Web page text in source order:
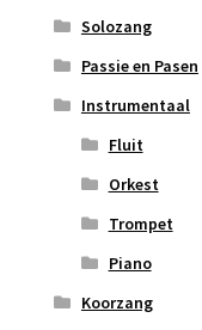
Solozang
Passie en Pasen
Instrumentaal
Fluit
Orkest
Trompet
Piano
Koorzang